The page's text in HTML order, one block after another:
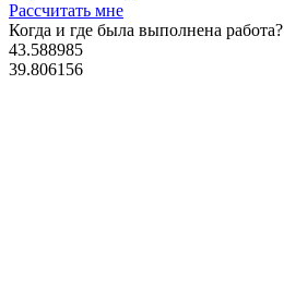
Рассчитать мне
Когда и где была выполнена работа?
43.588985
39.806156